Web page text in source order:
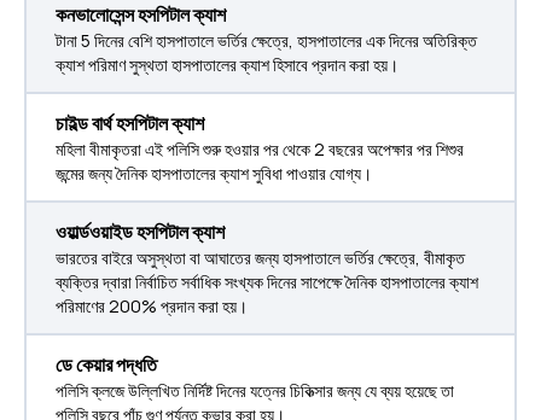
কনভালোসেন্স হসপিটাল ক্যাশ
টানা 5 দিনের বেশি হাসপাতালে ভর্তির ক্ষেত্রে, হাসপাতালের এক দিনের অতিরিক্ত
ক্যাশ পরিমাণ সুস্থতা হাসপাতালের ক্যাশ হিসাবে প্রদান করা হয়।
চাইল্ড বার্থ হসপিটাল ক্যাশ
মহিলা বীমাকৃতরা এই পলিসি শুরু হওয়ার পর থেকে 2 বছরের অপেক্ষার পর শিশুর
জন্মের জন্য দৈনিক হাসপাতালের ক্যাশ সুবিধা পাওয়ার যোগ্য।
ওয়ার্ল্ডওয়াইড হসপিটাল ক্যাশ
ভারতের বাইরে অসুস্থতা বা আঘাতের জন্য হাসপাতালে ভর্তির ক্ষেত্রে, বীমাকৃত
ব্যক্তির দ্বারা নির্বাচিত সর্বাধিক সংখ্যক দিনের সাপেক্ষে দৈনিক হাসপাতালের ক্যাশ
পরিমাণের 200% প্রদান করা হয়।
ডে কেয়ার পদ্ধতি
পলিসি ক্লজে উল্লিখিত নির্দিষ্ট দিনের যত্নের চিকিত্সার জন্য যে ব্যয় হয়েছে তা
পলিসি বছরে পাঁচ গুণ পর্যন্ত কভার করা হয়।